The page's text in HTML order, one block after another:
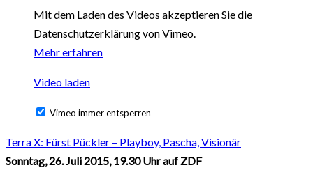
Mit dem Laden des Videos akzeptieren Sie die
Datenschutzerklärung von Vimeo.
Mehr erfahren
Video laden
Vimeo immer entsperren
Terra X: Fürst Pückler – Playboy, Pascha, Visionär
Sonntag, 26. Juli 2015, 19.30 Uhr auf ZDF